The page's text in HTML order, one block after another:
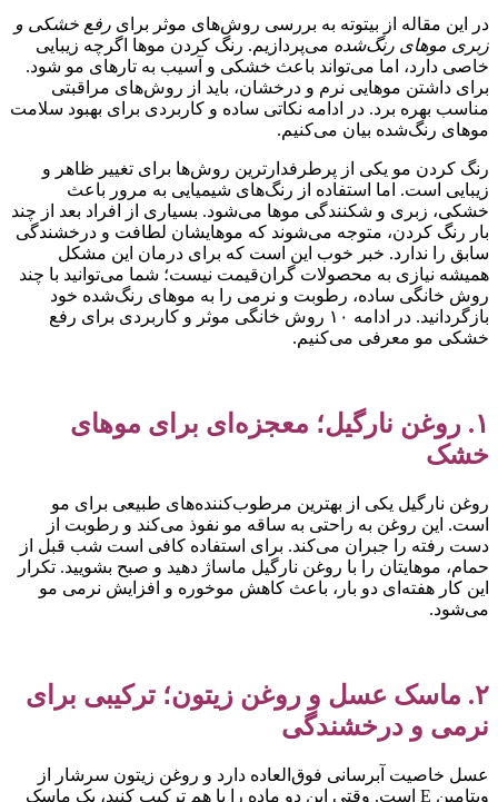
این مقاله از بیتوته به بررسی روش‌های موثر برایرفع خشکی و
موهای رنگ‌شدهمی‌پردازیم. رنگ کردن موها اگرچه زیبایی
دارد، اما می‌تواند باعث خشکی و آسیب به تارهای مو شود.
داشتن موهایی نرم و درخشان، باید از روش‌های مراقبتی
بهره برد. در ادامه نکاتی ساده و کاربردی برای بهبود سلامت
رنگ‌شده بیان می‌کنیم.
کردن مو یکی از پرطرفدارترین روش‌ها برای تغییر ظاهر و
است. اما استفاده از رنگ‌های شیمیایی به مرور باعث
زبری و شکنندگی موها می‌شود. بسیاری از افراد بعد از چند
رنگ کردن، متوجه می‌شوند که موهایشان لطافت و درخشندگی
را ندارد. خبر خوب این است که برای درمان این مشکل
نیازی به محصولات گران‌قیمت نیست؛ شما می‌توانید با چند
خانگی ساده، رطوبت و نرمی را به موهای رنگ‌شده خود
بازگردانید. در ادامه ۱۰ روش خانگی موثر و کاربردی برای رفع
مو معرفی می‌کنیم.
۱. روغن نارگیل؛ معجزه‌ای برای موهای
نارگیل یکی از بهترین مرطوب‌کننده‌های طبیعی برای مو
این روغن به راحتی به ساقه مو نفوذ می‌کند و رطوبت از
رفته را جبران می‌کند. برای استفاده کافی است شب قبل از
موهایتان را با روغن نارگیل ماساژ دهید و صبح بشویید. تکرار
کار هفته‌ای دو بار، باعث کاهش موخوره و افزایش نرمی مو
۲. ماسک عسل و روغن زیتون؛ ترکیبی برای
و درخشندگی
خاصیت آبرسانی فوق‌العاده دارد و روغن زیتون سرشار از
ویتامین E است. وقتی این دو ماده را با هم ترکیب کنید، یک ماسک